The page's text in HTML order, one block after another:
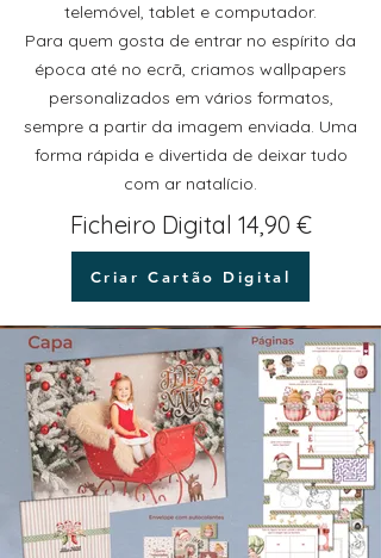
telemóvel, tablet e computador.
Para quem gosta de entrar no espírito da
época até no ecrã, criamos wallpapers
personalizados em vários formatos,
sempre a partir da imagem enviada. Uma
forma rápida e divertida de deixar tudo
com ar natalício.
Ficheiro Digital 14,90 €
Criar Cartão Digital